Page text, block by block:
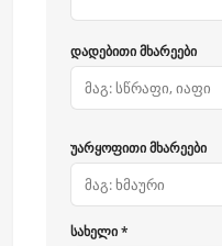
დადებითი მხარეები
უარყოფითი მხარეები
სახელი *